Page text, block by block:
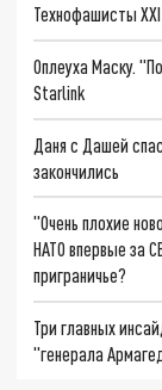
Технофашисты
Оплеуха Маску.
Starlink
Даня с Дашей
закончились
"Очень плохие
НАТО впервые за
приграничье?
Три главных
"генерала